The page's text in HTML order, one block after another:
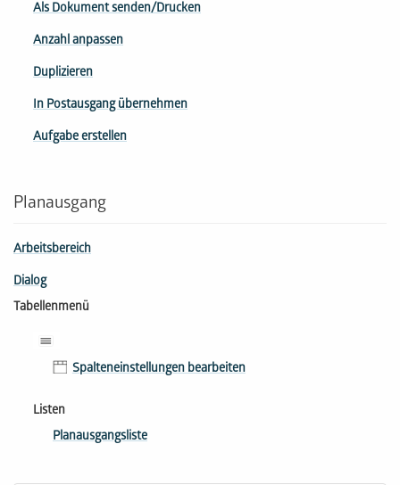
Als Dokument senden/Drucken
Anzahl anpassen
Duplizieren
In Postausgang übernehmen
Aufgabe erstellen
Planausgang
Arbeitsbereich
Dialog
Tabellenmenü
Spalteneinstellungen bearbeiten
Listen
Planausgangsliste